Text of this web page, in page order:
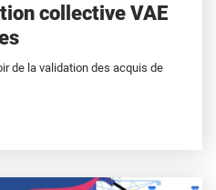
collective VAE
de la validation des acquis de